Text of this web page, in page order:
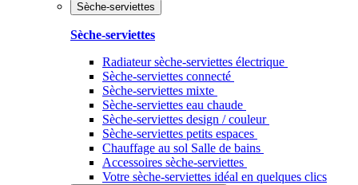
Sèche-serviettes
Sèche-serviettes
Radiateur sèche-serviettes électrique
Sèche-serviettes connecté
Sèche-serviettes mixte
Sèche-serviettes eau chaude
Sèche-serviettes design / couleur
Sèche-serviettes petits espaces
Chauffage au sol Salle de bains
Accessoires sèche-serviettes
Votre sèche-serviettes idéal en quelques clics